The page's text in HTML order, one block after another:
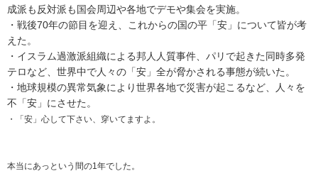
成派も反対派も国会周辺や各地でデモや集会を実施。
・戦後70年の節目を迎え、これからの国の平「安」について皆が考
えた。
・イスラム過激派組織による邦人人質事件、パリで起きた同時多発
テロなど、世界中で人々の「安」全が脅かされる事態が続いた。
・地球規模の異常気象により世界各地で災害が起こるなど、人々を
不「安」にさせた。
・「安」心して下さい、穿いてますよ。
本当にあっという間の1年でした。